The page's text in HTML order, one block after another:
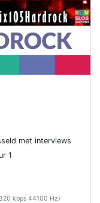
met interviews
1
kbps 44100 Hz)